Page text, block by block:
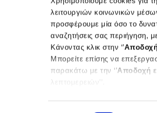
λειτουργιών κοινωνικών
προσφέρουμε μία όσο το
αναζητήσεις σας περιήγηση,
Κάνοντας κλικ στην ‘’
Μπορείτε επίσης να
παρακάτω με την ‘’Αποδοχή
λεπτομερειών’’.
Οδηγίες
Οδηγίες
Νόμος
Cookies